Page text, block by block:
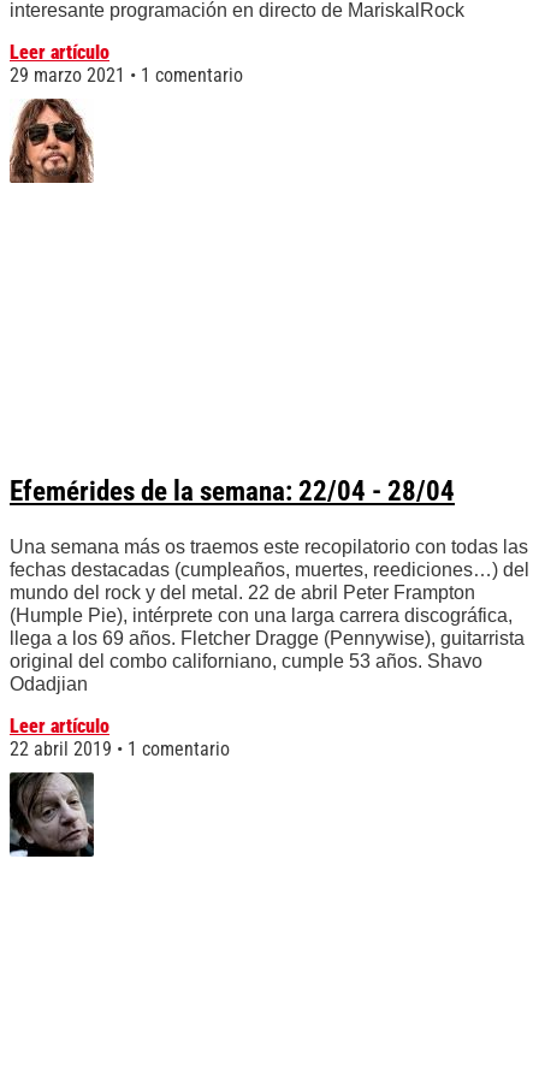
interesante programación en directo de MariskalRock
Leer artículo
29 marzo 2021
1 comentario
Efemérides de la semana: 22/04 - 28/04
Una semana más os traemos este recopilatorio con todas las
fechas destacadas (cumpleaños, muertes, reediciones…) del
mundo del rock y del metal. 22 de abril Peter Frampton
(Humple Pie), intérprete con una larga carrera discográfica,
llega a los 69 años. Fletcher Dragge (Pennywise), guitarrista
original del combo californiano, cumple 53 años. Shavo
Odadjian
Leer artículo
22 abril 2019
1 comentario